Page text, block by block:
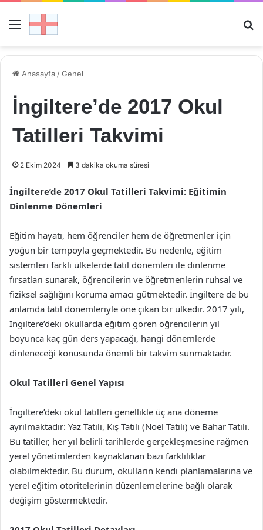
Menü
Anasayfa /Genel
İngiltere’de 2017 Okul
Tatilleri Takvimi
2 Ekim 2024 3 dakika okuma süresi
İngiltere’de 2017 Okul Tatilleri Takvimi: Eğitimin
Dinlenme Dönemleri
Eğitim hayatı, hem öğrenciler hem de öğretmenler için
yoğun bir tempoyla geçmektedir. Bu nedenle, eğitim
sistemleri farklı ülkelerde tatil dönemleri ile dinlenme
fırsatları sunarak, öğrencilerin ve öğretmenlerin ruhsal ve
fiziksel sağlığını koruma amacı gütmektedir. İngiltere de bu
anlamda tatil dönemleriyle öne çıkan bir ülkedir. 2017 yılı,
İngiltere’deki okullarda eğitim gören öğrencilerin yıl
boyunca kaç gün ders yapacağı, hangi dönemlerde
dinleneceği konusunda önemli bir takvim sunmaktadır.
Okul Tatilleri Genel Yapısı
İngiltere’deki okul tatilleri genellikle üç ana döneme
ayrılmaktadır: Yaz Tatili, Kış Tatili (Noel Tatili) ve Bahar Tatili.
Bu tatiller, her yıl belirli tarihlerde gerçekleşmesine rağmen
yerel yönetimlerden kaynaklanan bazı farklılıklar
olabilmektedir. Bu durum, okulların kendi planlamalarına ve
yerel eğitim otoritelerinin düzenlemelerine bağlı olarak
değişim göstermektedir.